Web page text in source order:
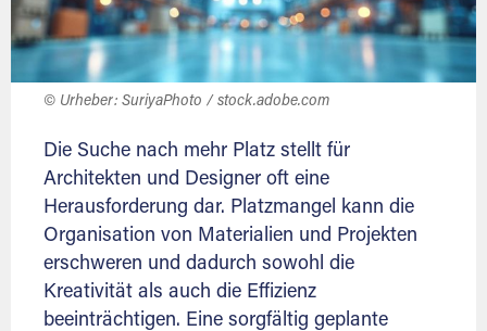
© Urheber: SuriyaPhoto / stock.adobe.com
Die Suche nach mehr Platz stellt für
Architekten und Designer oft eine
Herausforderung dar. Platzmangel kann die
Organisation von Materialien und Projekten
erschweren und dadurch sowohl die
Kreativität als auch die Effizienz
beeinträchtigen. Eine sorgfältig geplante